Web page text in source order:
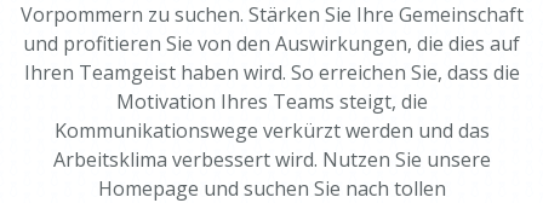
Vorpommern zu suchen. Stärken Sie Ihre Gemeinschaft
und profitieren Sie von den Auswirkungen, die dies auf
Ihren Teamgeist haben wird. So erreichen Sie, dass die
Motivation Ihres Teams steigt, die
Kommunikationswege verkürzt werden und das
Arbeitsklima verbessert wird. Nutzen Sie unsere
Homepage und suchen Sie nach tollen